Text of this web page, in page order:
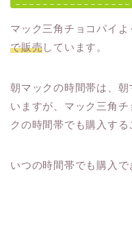
マック三角チョコパイ
で販売しています。
朝マックの時間帯は、
いますが、マック三角
クの時間帯でも購入す
いつの時間帯でも購入で